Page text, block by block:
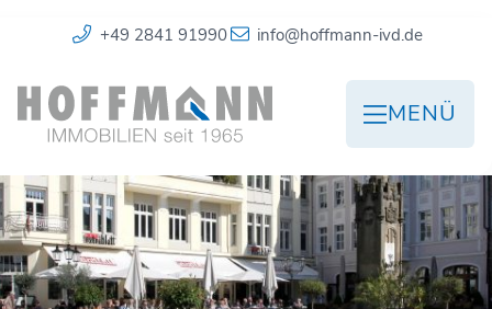
+49 2841 91990 info@hoffmann-ivd.de
MENÜ